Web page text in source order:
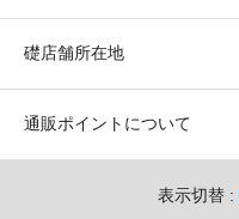
礎店舗所在地
通販ポイントについて
表示切替 :